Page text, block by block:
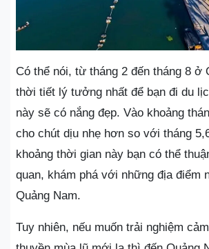
Có thể nói, từ tháng 2 đến tháng 8 ở
thời tiết lý tưởng nhất để bạn đi du
này sẽ có nắng đẹp. Vào khoảng
cho chút dịu nhẹ hơn so với tháng
khoảng thời gian này bạn có thể
quan, khám phá với những địa điểm
Quảng Nam.
Tuy nhiên, nếu muốn trải nghiệm